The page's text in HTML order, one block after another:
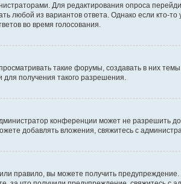
Для редактирования опроса
любой из вариантов ответа. Однако если кто-
во время голосования.
такие форумы, создавать в них
получения такого разрешения.
конференции может не разрешить
добавлять вложения, свяжитесь с
правило, вы можете получить